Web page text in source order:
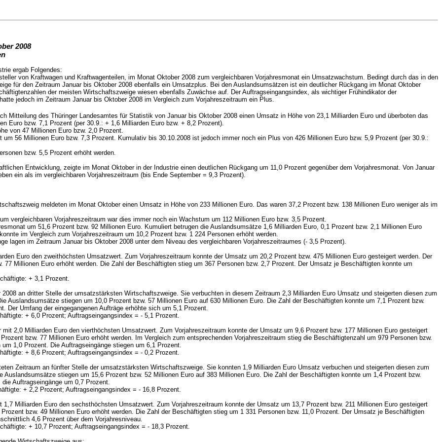
2008
ergab Folgendes:
von Kraftwagen und Kraftwagenteilen, im Monat Oktober 2008 zum vergleichbaren Vorjahresmonat ein Umsatzwachstum. Bedingt durch das in den
für den Zeitraum Januar bis Oktober 2008 ebenfalls ein Umsatzplus. Bei den Auslandsumsätzen ist ein deutlicher Rückgang im Monat Oktober
der meisten Wirtschaftszweige wiesen ebenfalls Zuwächse auf. Der Auftragseingangsindex, als wichtiger Frühindikator der
jedoch im Zeitraum Januar bis Oktober 2008 im Vergleich zum Vorjahreszeitraum ein Plus.
Mitteilung des Thüringer Landesamtes für Statistik von Januar bis Oktober 2008 einen Umsatz in Höhe von 23,1 Milliarden Euro und überboten das
Euro bzw. 7,1 Prozent (per 30.9.: + 1,6 Milliarden Euro bzw. + 8,2 Prozent).
von 47 Millionen Euro bzw. 2,0 Prozent.
56 Millionen Euro bzw. 7,3 Prozent. Kumulativ bis 30.10.2008 ist jedoch immer noch ein Plus von 426 Millionen Euro bzw. 5,9 Prozent (per 30.9.:
bzw. 5,5 Prozent erhöht werden.
Entwicklung, zeigte im Monat Oktober in der Industrie einen deutlichen Rückgang um 11,0 Prozent gegenüber dem Vorjahresmonat. Von Januar
ein als im vergleichbaren Vorjahreszeitraum (bis Ende September = 9,3 Prozent).
meldeten im Monat Oktober einen Umsatz in Höhe von 233 Millionen Euro. Das waren 37,2 Prozent bzw. 138 Millionen Euro weniger als im
vergleichbaren Vorjahreszeitraum war dies immer noch ein Wachstum um 112 Millionen Euro bzw. 3,5 Prozent.
um 51,6 Prozent bzw. 92 Millionen Euro. Kumuliert betrugen die Auslandsumsätze 1,6 Milliarden Euro, 0,1 Prozent bzw. 2,1 Millionen Euro
im Vergleich zum Vorjahreszeitraum um 10,2 Prozent bzw. 1 224 Personen erhöht werden.
lagen im Zeitraum Januar bis Oktober 2008 unter dem Niveau des vergleichbaren Vorjahreszeitraumes (- 3,5 Prozent).
Euro den zweithöchsten Umsatzwert. Zum Vorjahreszeitraum konnte der Umsatz um 20,2 Prozent bzw. 475 Millionen Euro gesteigert werden. Der
Millionen Euro erhöht werden. Die Zahl der Beschäftigten stieg um 367 Personen bzw. 2,7 Prozent. Der Umsatz je Beschäftigten konnte um
+ 3,1 Prozent.
an dritter Stelle der umsatzstärksten Wirtschaftszweige. Sie verbuchten in diesem Zeitraum 2,3 Milliarden Euro Umsatz und steigerten diesen zum
Auslandsumsätze stiegen um 10,0 Prozent bzw. 57 Millionen Euro auf 630 Millionen Euro. Die Zahl der Beschäftigten konnte um 7,1 Prozent bzw.
Der Umfang der eingegangenen Aufträge erhöhte sich um 5,1 Prozent.
+ 6,0 Prozent; Auftragseingangsindex = - 5,1 Prozent.
2,0 Milliarden Euro den vierthöchsten Umsatzwert. Zum Vorjahreszeitraum konnte der Umsatz um 9,6 Prozent bzw. 177 Millionen Euro gesteigert
bzw. 77 Millionen Euro erhöht werden. Im Vergleich zum entsprechenden Vorjahreszeitraum stieg die Beschäftigtenzahl um 979 Personen bzw.
1,0 Prozent. Die Auftragseingänge stiegen um 6,1 Prozent.
+ 8,6 Prozent; Auftragseingangsindex = - 0,2 Prozent.
Zeitraum an fünfter Stelle der umsatzstärksten Wirtschaftszweige. Sie konnten 1,9 Milliarden Euro Umsatz verbuchen und steigerten diesen zum
stiegen um 15,6 Prozent bzw. 52 Millionen Euro auf 383 Millionen Euro. Die Zahl der Beschäftigten konnte um 1,4 Prozent bzw.
Auftragseingänge um 0,7 Prozent.
+ 2,2 Prozent; Auftragseingangsindex = - 16,8 Prozent.
Milliarden Euro den sechsthöchsten Umsatzwert. Zum Vorjahreszeitraum konnte der Umsatz um 13,7 Prozent bzw. 211 Millionen Euro gesteigert
bzw. 49 Millionen Euro erhöht werden. Die Zahl der Beschäftigten stieg um 1 331 Personen bzw. 11,0 Prozent. Der Umsatz je Beschäftigten
4,6 Prozent über dem Vorjahresniveau.
+ 10,7 Prozent; Auftragseingangsindex = - 18,3 Prozent.